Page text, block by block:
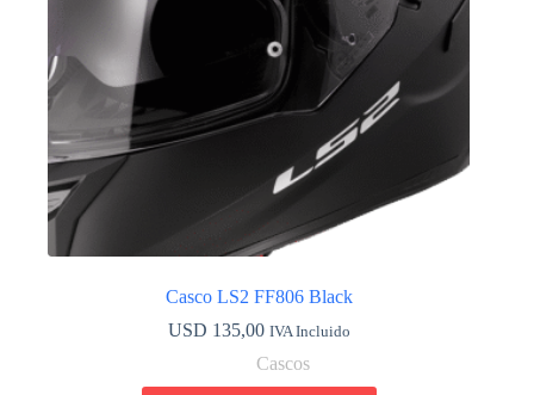
página
de
producto
Casco LS2 FF806 Black
USD 135,00 IVA Incluido
Cascos